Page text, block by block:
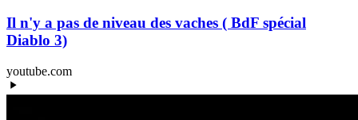
Il n'y a pas de niveau des vaches ( BdF spécial
Diablo 3)
youtube.com